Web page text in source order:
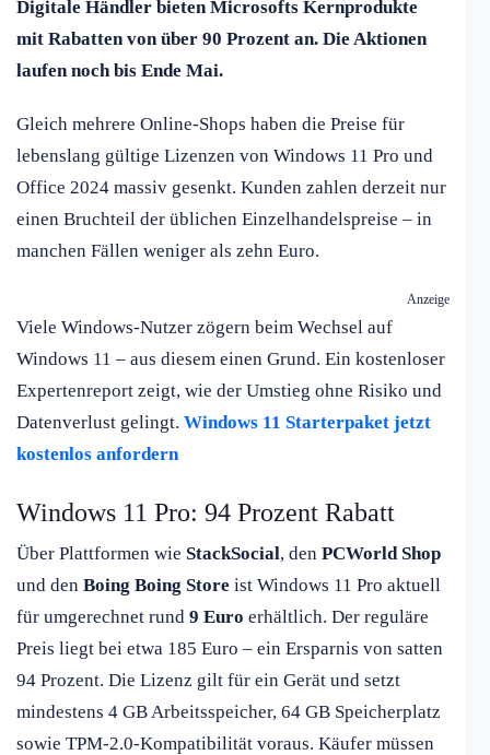
Digitale Händler bieten Microsofts Kernprodukte
mit Rabatten von über 90 Prozent an. Die Aktionen
laufen noch bis Ende Mai.
Gleich mehrere Online-Shops haben die Preise für
lebenslang gültige Lizenzen von Windows 11 Pro und
Office 2024 massiv gesenkt. Kunden zahlen derzeit nur
einen Bruchteil der üblichen Einzelhandelspreise – in
manchen Fällen weniger als zehn Euro.
Anzeige
Viele Windows-Nutzer zögern beim Wechsel auf
Windows 11 – aus diesem einen Grund. Ein kostenloser
Expertenreport zeigt, wie der Umstieg ohne Risiko und
Datenverlust gelingt. Windows 11 Starterpaket jetzt
kostenlos anfordern
Windows 11 Pro: 94 Prozent Rabatt
Über Plattformen wie StackSocial, den PCWorld Shop
und den Boing Boing Store ist Windows 11 Pro aktuell
für umgerechnet rund 9 Euro erhältlich. Der reguläre
Preis liegt bei etwa 185 Euro – ein Ersparnis von satten
94 Prozent. Die Lizenz gilt für ein Gerät und setzt
mindestens 4 GB Arbeitsspeicher, 64 GB Speicherplatz
sowie TPM-2.0-Kompatibilität voraus. Käufer müssen